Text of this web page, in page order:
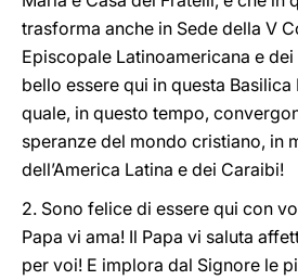
trasforma anche in Sede della V
Episcopale Latinoamericana e
bello essere qui in questa Basilica
quale, in questo tempo,
speranze del mondo cristiano, in
dell’America Latina e dei Caraibi!
2. Sono felice di essere qui con
Papa vi ama! Il Papa vi saluta
per voi! E implora dal Signore le